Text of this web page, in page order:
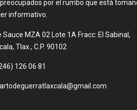
por el rumbo que está
informativo.
Sauce MZA 02 Lote 1A Fracc: El Sabinal,
Tlax., C.P. 90102
126 06 81